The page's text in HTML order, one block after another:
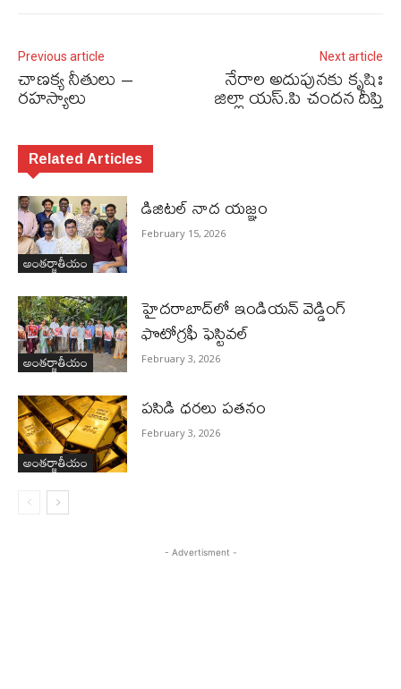
Previous article
చాణక్య నీతులు –
రహస్యాలు
Next article
నేరాల అదుపునకు కృషిః
జిల్లా యస్.పి చందన దీప్తి
Related Articles
అంతర్జాతీయం
డిజిటల్ నాద యజ్ఞం
February 15, 2026
అంతర్జాతీయం
హైదరాబాద్‌లో ఇండియన్ వెడ్డింగ్
ఫొటోగ్రఫీ ఫెస్టివల్
February 3, 2026
అంతర్జాతీయం
పసిడి ధరలు పతనం
February 3, 2026
- Advertisment -